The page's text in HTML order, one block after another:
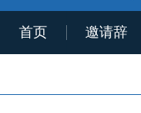
首页 邀请辞